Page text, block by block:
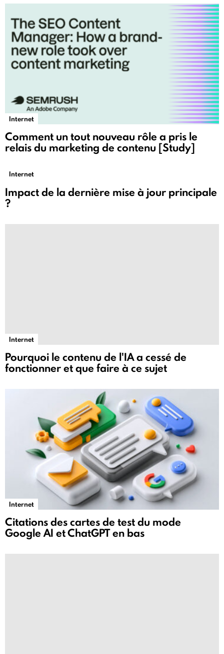
Internet
Comment un tout nouveau rôle a pris le
relais du marketing de contenu [Study]
Internet
Impact de la dernière mise à jour principale
?
Internet
Pourquoi le contenu de l'IA a cessé de
fonctionner et que faire à ce sujet
Internet
Citations des cartes de test du mode
Google AI et ChatGPT en bas